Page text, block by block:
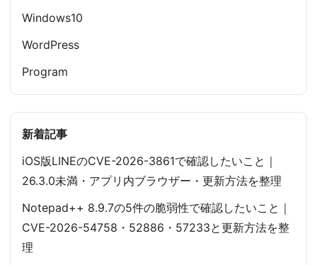
Windows10
WordPress
Program
新着記事
iOS版LINEのCVE-2026-3861で確認したいこと｜
26.3.0未満・アプリ内ブラウザー・更新方法を整理
Notepad++ 8.9.7の5件の脆弱性で確認したいこと｜
CVE-2026-54758・52886・57233と更新方法を整
理